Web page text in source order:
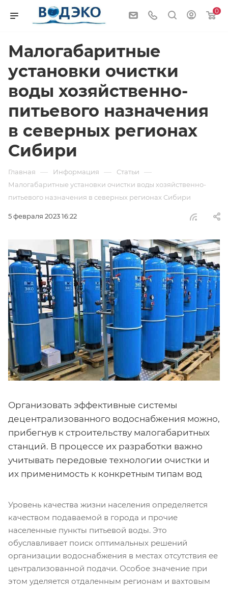
0
Малогабаритные
установки очистки
воды хозяйственно-
питьевого назначения
в северных регионах
Сибири
Главная — Информация — Статьи —
Малогабаритные установки очистки воды хозяйственно-
питьевого назначения в северных регионах Сибири
5 февраля 2023 16:22
Организовать эффективные системы
децентрализованного водоснабжения можно,
прибегнув к строительству малогабаритных
станций. В процессе их разработки важно
учитывать передовые технологии очистки и
их применимость к конкретным типам вод
Уровень качества жизни населения определяется
качеством подаваемой в города и прочие
населенные пункты питьевой воды. Это
обуславливает поиск оптимальных решений
организации водоснабжения в местах отсутствия ее
централизованной подачи. Особое значение при
этом уделяется отдаленным регионам и вахтовым